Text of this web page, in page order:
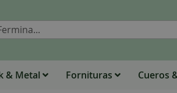
Buscar
& Metal Fornituras Cueros